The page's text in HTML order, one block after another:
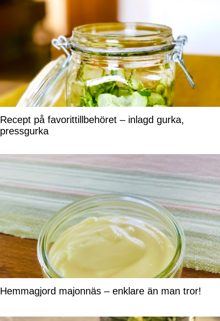
Recept på favorittillbehöret – inlagd gurka,
pressgurka
Hemmagjord majonnäs – enklare än man tror!